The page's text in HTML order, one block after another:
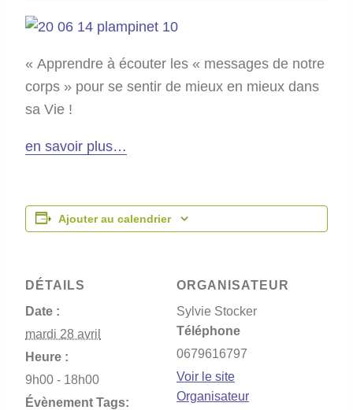
« Apprendre à écouter les « messages de notre
corps » pour se sentir de mieux en mieux dans
sa Vie !
en savoir plus…
Ajouter au calendrier
DÉTAILS
Date :
mardi 28 avril
Heure :
9h00 - 18h00
Évènement Tags:
ORGANISATEUR
Sylvie Stocker
Téléphone
0679616797
Voir le site
Organisateur